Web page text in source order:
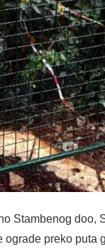
Stambenog doo,
preko puta